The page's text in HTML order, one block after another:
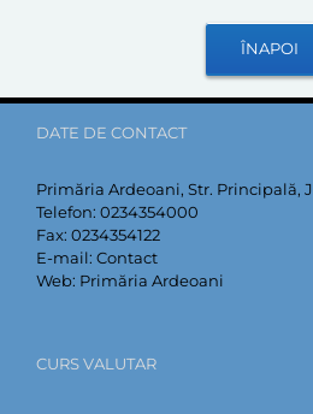
DATE DE CONTACT
Primăria Ardeoani, Str. Principală,
Telefon: 0234354000
Fax: 0234354122
E-mail: Contact
Web: Primăria Ardeoani
CURS VALUTAR